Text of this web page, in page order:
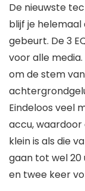
De nieuwste
blijf je
gebeurt. De 3
voor alle
om de stem
Eindeloos veel
accu,
klein is als die
gaan tot wel 20
en twee keer